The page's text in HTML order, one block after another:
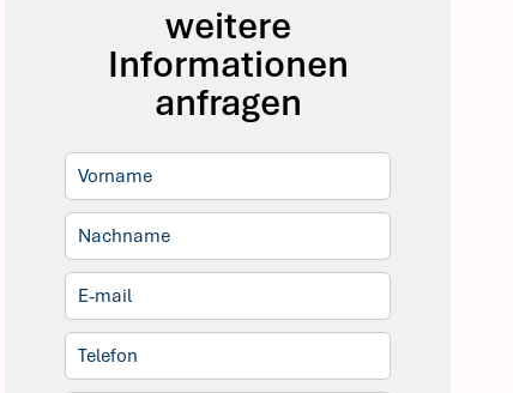
weitere
Informationen
anfragen